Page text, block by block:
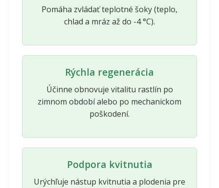
Pomáha zvládať teplotné šoky (teplo,
chlad a mráz až do -4 °C).
Rýchla regenerácia
Účinne obnovuje vitalitu rastlín po
zimnom období alebo po mechanickom
poškodení.
Podpora kvitnutia
Urýchľuje nástup kvitnutia a plodenia pre